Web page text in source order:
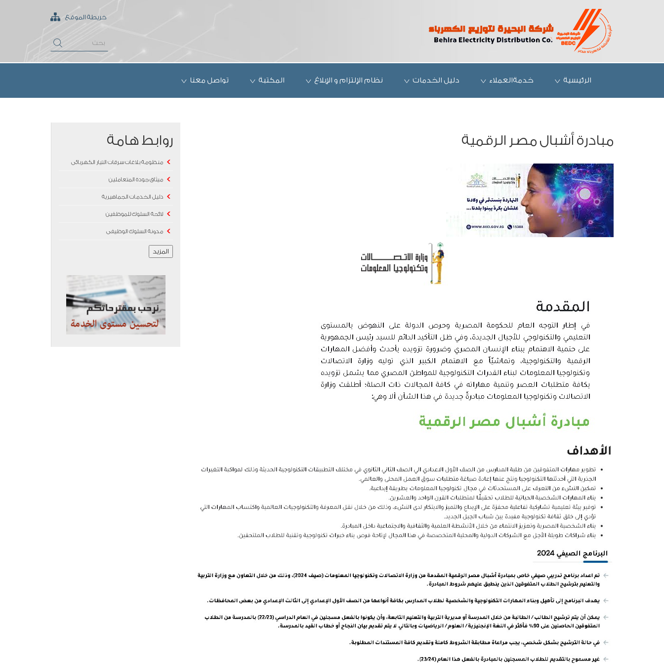
خريطة الموقع
الرئيسية خدمةالعملاء دليل الخدمات نظام الإلتزام و الإبلاغ المكتبة تواصل معنا
مبادرة أشبال مصر الرقمية روابط هامة
منظومة بلاغات سرقات التيار الكهربائى
ميثاق جودة المتعاملين
دليل الخدمات الجماهيرية
لائحة السلوك للموظفين
مدونة السلوك الوظيفى
المزيد